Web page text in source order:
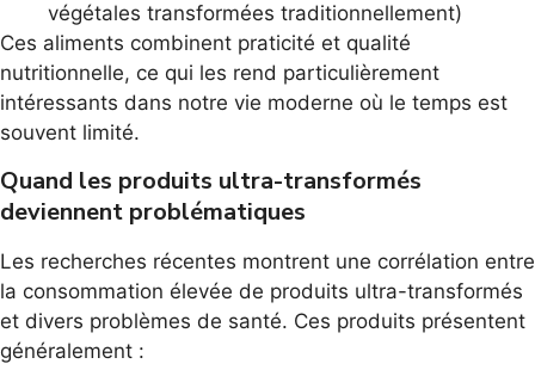
végétales transformées traditionnellement)
Ces aliments combinent praticité et qualité
nutritionnelle, ce qui les rend particulièrement
intéressants dans notre vie moderne où le temps est
souvent limité.
Quand les produits ultra-transformés
deviennent problématiques
Les recherches récentes montrent une corrélation entre
la consommation élevée de produits ultra-transformés
et divers problèmes de santé. Ces produits présentent
généralement :